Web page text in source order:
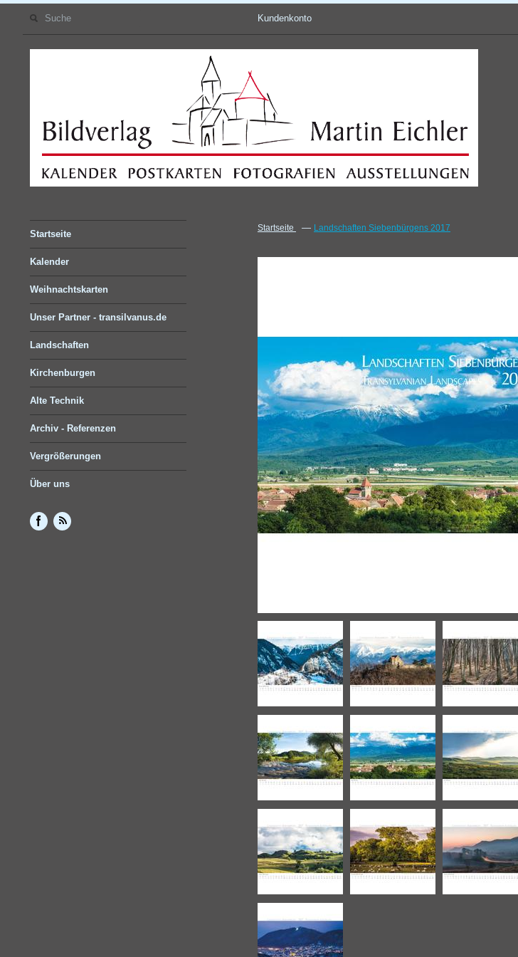
Kundenkonto
Startseite
Kalender
Weihnachtskarten
Unser Partner - transilvanus.de
Landschaften
Kirchenburgen
Alte Technik
Archiv - Referenzen
Vergrößerungen
Über uns
Startseite — Landschaften Siebenbürgens 2017